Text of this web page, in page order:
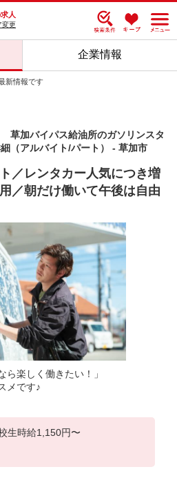
人
変更
企業情報
新情報です
加バイパス給油所のガソリンスタ
（アルバイト/パート） - 草加市
／レンタカー人気につき増
／朝だけ働いて午後は自由
ら楽しく働きたい！」
メです♪
生時給1,150円〜